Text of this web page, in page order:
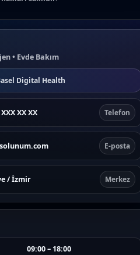
• Evde Bakım
Digital Health
XX XX Telefon
E-posta
/ İzmir Merkez
09:00 – 18:00